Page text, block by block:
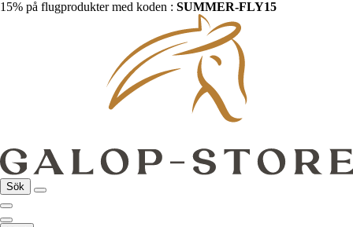
15% på flugprodukter med koden : SUMMER-FLY15
Sök